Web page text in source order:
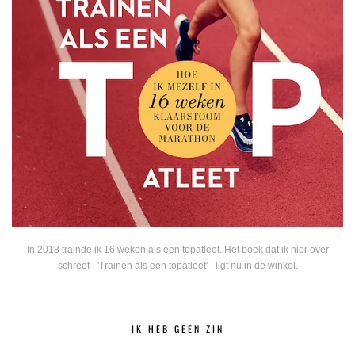
In 2018 trainde ik 16 weken als een topatleet. Het boek dat ik hier over
schreef - 'Trainen als een topatleet' - ligt nu in de winkel.
IK HEB GEEN ZIN